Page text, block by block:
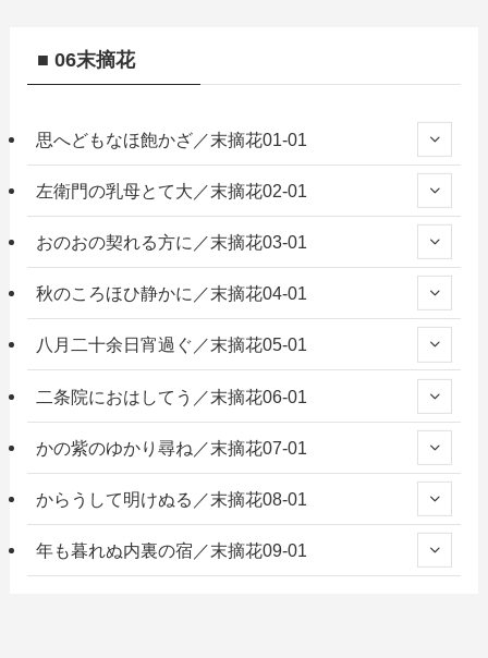
■ 06末摘花
思へどもなほ飽かざ／末摘花01-01
左衛門の乳母とて大／末摘花02-01
おのおの契れる方に／末摘花03-01
秋のころほひ静かに／末摘花04-01
八月二十余日宵過ぐ／末摘花05-01
二条院におはしてう／末摘花06-01
かの紫のゆかり尋ね／末摘花07-01
からうして明けぬる／末摘花08-01
年も暮れぬ内裏の宿／末摘花09-01